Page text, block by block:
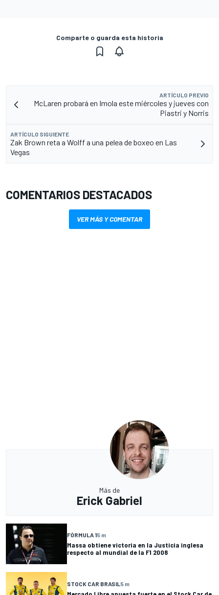
Comparte o guarda esta historia
ARTÍCULO PREVIO
McLaren probará en Imola este miércoles y jueves con
Piastri y Norris
ARTÍCULO SIGUIENTE
Zak Brown reta a Wolff a una pelea de boxeo en Las
Vegas
COMENTARIOS DESTACADOS
VER MÁS Y COMENTAR
Más de
Erick Gabriel
FÓRMULA 15 m
Massa obtiene victoria en la Justicia inglesa
respecto al mundial de la F1 2008
STOCK CAR BRASIL 5 m